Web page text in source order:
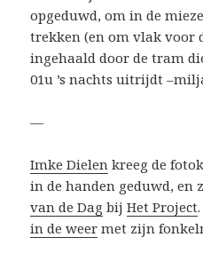
opgeduwd, om in de
trekken (en om vlak voor
ingehaald door de tram
01u ’s nachts uitrijdt
—
Imke Dielen kreeg de
in de handen geduwd, en
van de Dag bijHet Project
in de weer met zijn